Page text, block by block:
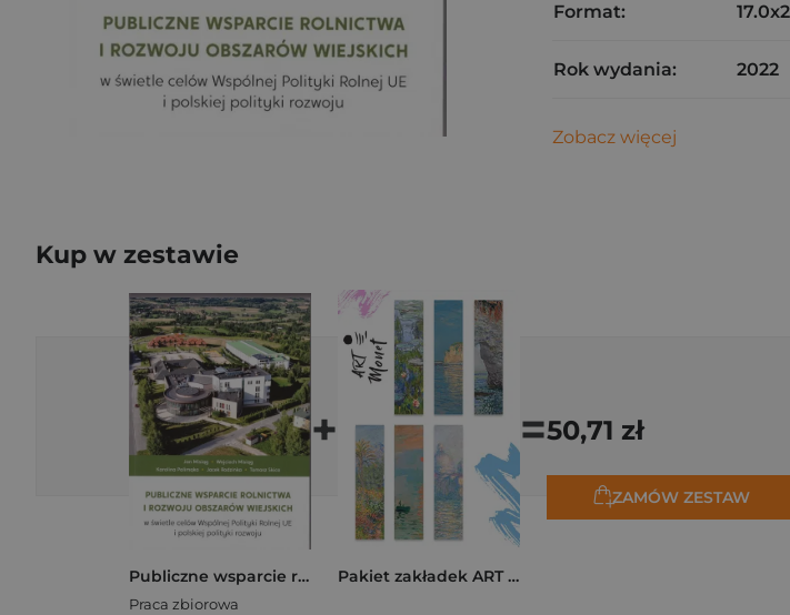
Format:
Rok wydania: 2022
Zobacz więcej
Kup w zestawie
Publiczne wsparcie rolnictwa i rozwoju obszarów wiejskich w świetle celów Wspólnej Polityki Rolnej UE i polskiej polityki rozwoju
Praca zbiorowa
+
Pakiet zakładek ART Monet
=50,71 zł
ZAMÓW ZESTAW